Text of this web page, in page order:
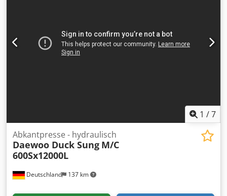
Sicherheitskabine Hydraulisches Presssystem
Heizplattenpresse Formteilpresse
1 /7
Deutschland 137 km
Abkantpresse - hydraulisch
Daewoo Duck Sung M/C
600Sx12000L